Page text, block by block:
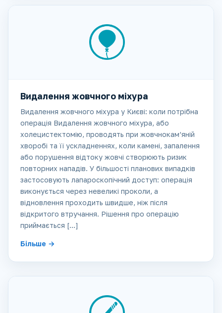
Видалення жовчного міхура
Видалення жовчного міхура у Києві: коли потрібна
операція Видалення жовчного міхура, або
холецистектомію, проводять при жовчнокам’яній
хворобі та її ускладненнях, коли камені, запалення
або порушення відтоку жовчі створюють ризик
повторних нападів. У більшості планових випадків
застосовують лапароскопічний доступ: операція
виконується через невеликі проколи, а
відновлення проходить швидше, ніж після
відкритого втручання. Рішення про операцію
приймається […]
Більше